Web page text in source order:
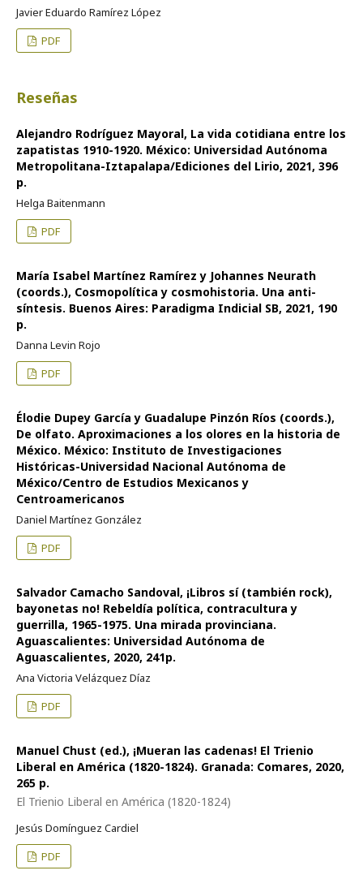
Javier Eduardo Ramírez López
PDF
Reseñas
Alejandro Rodríguez Mayoral, La vida cotidiana entre los
zapatistas 1910-1920. México: Universidad Autónoma
Metropolitana-Iztapalapa/Ediciones del Lirio, 2021, 396
p.
Helga Baitenmann
PDF
María Isabel Martínez Ramírez y Johannes Neurath
(coords.), Cosmopolítica y cosmohistoria. Una anti-
síntesis. Buenos Aires: Paradigma Indicial SB, 2021, 190
p.
Danna Levin Rojo
PDF
Élodie Dupey García y Guadalupe Pinzón Ríos (coords.),
De olfato. Aproximaciones a los olores en la historia de
México. México: Instituto de Investigaciones
Históricas-Universidad Nacional Autónoma de
México/Centro de Estudios Mexicanos y
Centroamericanos
Daniel Martínez González
PDF
Salvador Camacho Sandoval, ¡Libros sí (también rock),
bayonetas no! Rebeldía política, contracultura y
guerrilla, 1965-1975. Una mirada provinciana.
Aguascalientes: Universidad Autónoma de
Aguascalientes, 2020, 241p.
Ana Victoria Velázquez Díaz
PDF
Manuel Chust (ed.), ¡Mueran las cadenas! El Trienio
Liberal en América (1820-1824). Granada: Comares, 2020,
265 p.
El Trienio Liberal en América (1820-1824)
Jesús Domínguez Cardiel
PDF